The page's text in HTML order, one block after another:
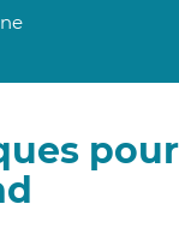
pour